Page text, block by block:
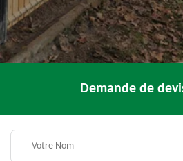
Demande de